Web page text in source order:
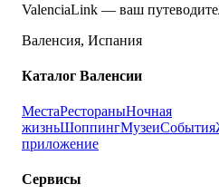
ValenciaLink — ваш
Валенсия, Испания
Каталог Валенсии
МестаРестораныНочная
жизньШоппингМузеиСобытия
приложение
Сервисы